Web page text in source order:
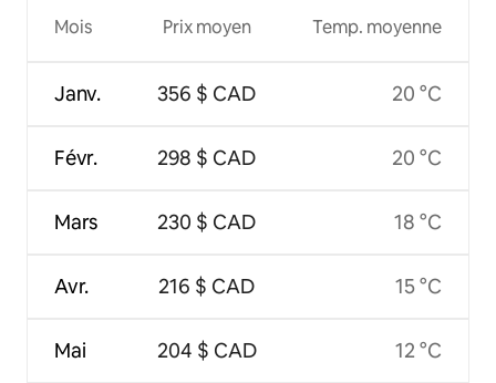
Mois
Janv.
Févr.
Mars
Avr.
Mai
Prix moyen
356 $ CAD
298 $ CAD
230 $ CAD
216 $ CAD
204 $ CAD
Temp. moyenne
20 °C
20 °C
18 °C
15 °C
12 °C